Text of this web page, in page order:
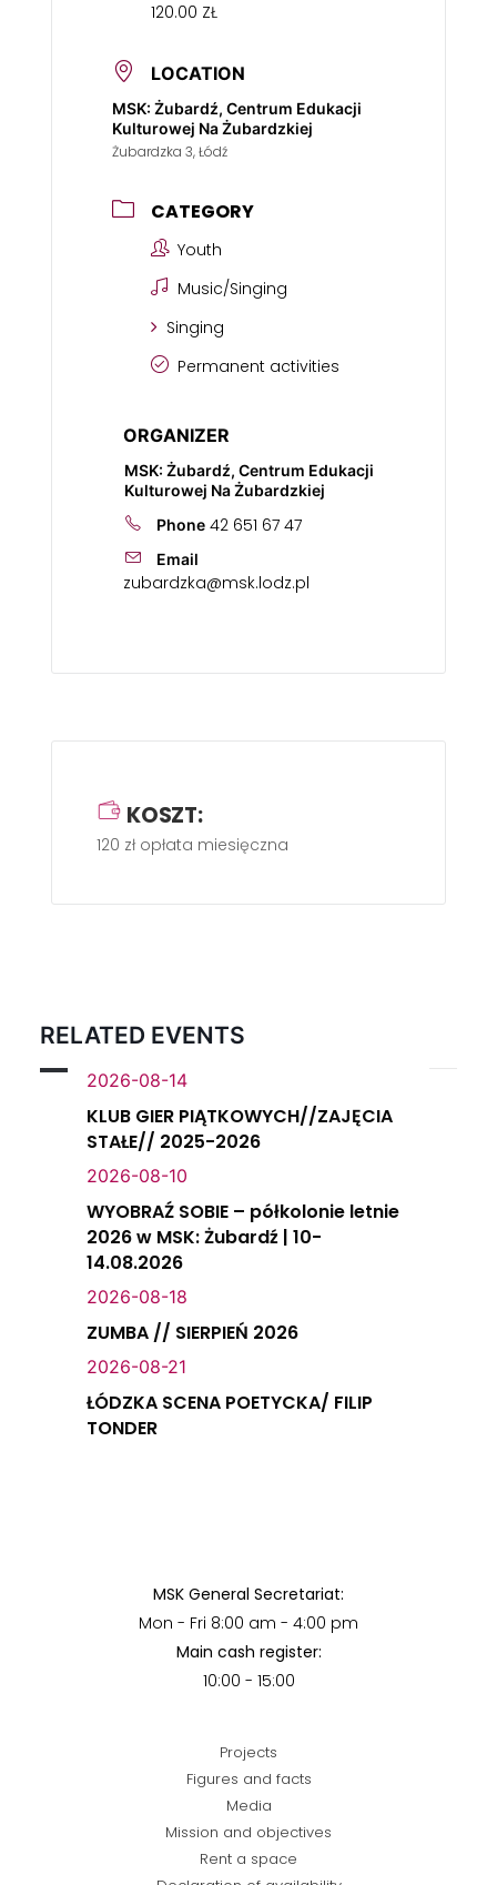
120.00 ZŁ
LOCATION
MSK: Żubardź, Centrum Edukacji
Kulturowej Na Żubardzkiej
Żubardzka 3, Łódź
CATEGORY
Youth
Music/Singing
Singing
Permanent activities
ORGANIZER
MSK: Żubardź, Centrum Edukacji
Kulturowej Na Żubardzkiej
Phone 42 651 67 47
Email
zubardzka@msk.lodz.pl
KOSZT:
120 zł opłata miesięczna
RELATED EVENTS
2026-08-14
KLUB GIER PIĄTKOWYCH//ZAJĘCIA
STAŁE// 2025-2026
2026-08-10
WYOBRAŹ SOBIE – półkolonie letnie
2026 w MSK: Żubardź | 10-
14.08.2026
2026-08-18
ZUMBA // SIERPIEŃ 2026
2026-08-21
ŁÓDZKA SCENA POETYCKA/ FILIP
TONDER
MSK General Secretariat:
Mon - Fri 8:00 am - 4:00 pm
Main cash register:
10:00 - 15:00
Projects
Figures and facts
Media
Mission and objectives
Rent a space